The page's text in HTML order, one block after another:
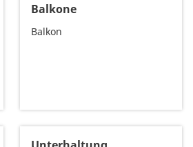
Balkone
Balkon